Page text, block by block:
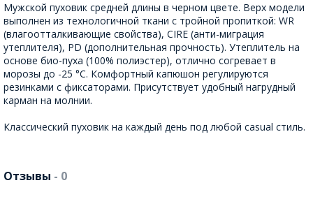
Мужской пуховик средней длины в черном цвете. Верх модели
выполнен из технологичной ткани с тройной пропиткой: WR
(влагоотталкивающие свойства), CIRE (анти-миграция
утеплителя), PD (дополнительная прочность). Утеплитель на
основе био-пуха (100% полиэстер), отлично согревает в
морозы до -25 °C. Комфортный капюшон регулируются
резинками с фиксаторами. Присутствует удобный нагрудный
карман на молнии.
Классический пуховик на каждый день под любой casual стиль.
Отзывы - 0